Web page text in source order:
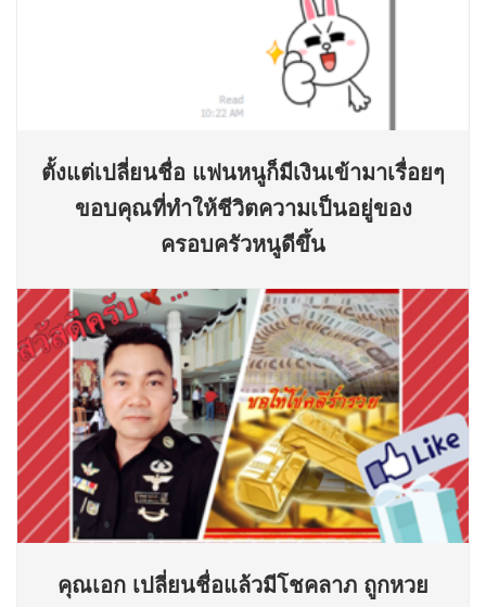
ตั้งแต่เปลี่ยนชื่อ แฟนหนูก็มีเงินเข้ามาเรื่อยๆ
ขอบคุณที่ทำให้ชีวิตความเป็นอยู่ของ
ครอบครัวหนูดีขึ้น
คุณเอก เปลี่ยนชื่อแล้วมีโชคลาภ ถูกหวย